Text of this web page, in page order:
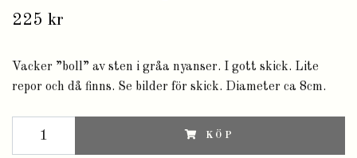
225 kr
Vacker ”boll” av sten i gråa nyanser. I gott skick. Lite
repor och då finns. Se bilder för skick. Diameter ca 8cm.
KÖP